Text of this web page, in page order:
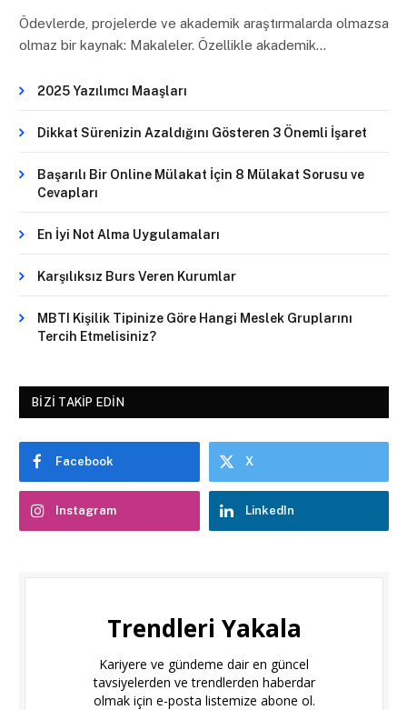
Ödevlerde, projelerde ve akademik araştırmalarda olmazsa
olmaz bir kaynak: Makaleler. Özellikle akademik…
2025 Yazılımcı Maaşları
Dikkat Sürenizin Azaldığını Gösteren 3 Önemli İşaret
Başarılı Bir Online Mülakat İçin 8 Mülakat Sorusu ve
Cevapları
En İyi Not Alma Uygulamaları
Karşılıksız Burs Veren Kurumlar
MBTI Kişilik Tipinize Göre Hangi Meslek Gruplarını
Tercih Etmelisiniz?
BIZI TAKIP EDIN
Facebook X
Instagram LinkedIn
Trendleri Yakala
Kariyere ve gündeme dair en güncel
tavsiyelerden ve trendlerden haberdar
olmak için e-posta listemize abone ol.